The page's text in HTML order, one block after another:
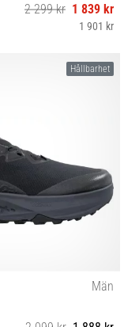
2 299 kr 1 839 kr
1 901 kr
Hållbarhet
Män